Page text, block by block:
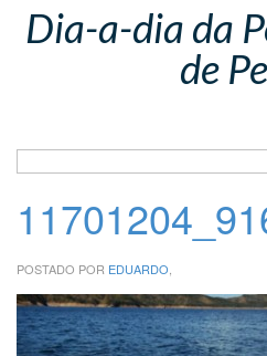
Dia-a-dia da
de
POSTADO POR EDUARDO,